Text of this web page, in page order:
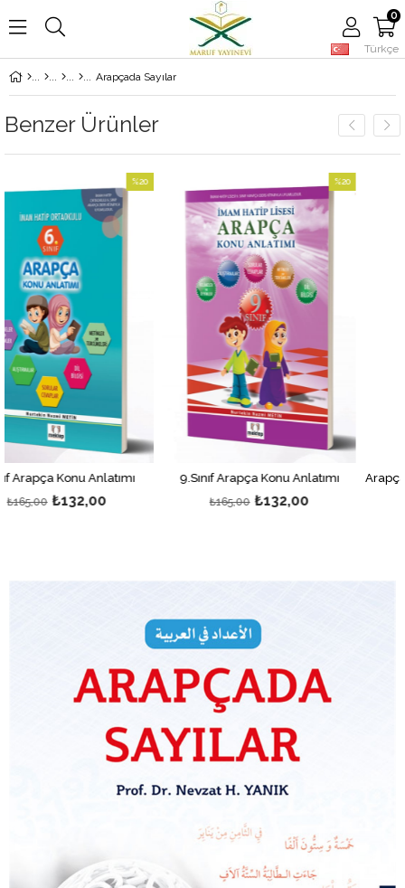
Türkçe
0
Arapçada Sayılar
Benzer Ürünler
Anlatımı
%20İndirim
9.Sınıf Arapça Konu Anlatımı
₺132,00
İndirim
%20İndirim